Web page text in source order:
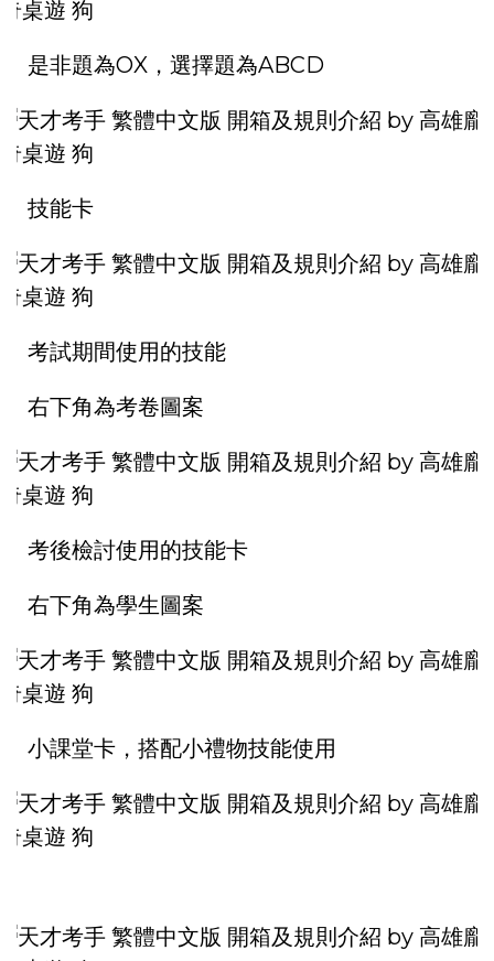
是非題為OX，選擇題為ABCD
技能卡
考試期間使用的技能
右下角為考卷圖案
考後檢討使用的技能卡
右下角為學生圖案
小課堂卡，搭配小禮物技能使用